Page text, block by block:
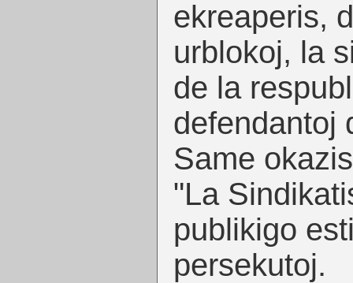
ekreaperis,
urblokoj, la
de la
defendantoj
Same
"La
publikigo
persekutoj.